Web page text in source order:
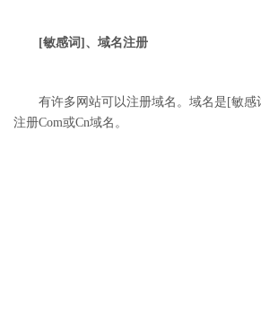
[敏感词]、域名注册
有许多网站可以注册域名。域名是[敏感
注册Com或Cn域名。